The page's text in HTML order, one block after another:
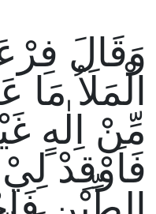
وَقَالَ
الْمَلَاُ
مِّنْ اِلٰهٍ
فَاَوْقِدْ